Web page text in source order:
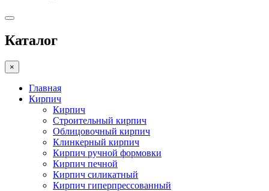
Каталог
×
Главная
Кирпич
Кирпич
Строительный кирпич
Облицовочный кирпич
Клинкерный кирпич
Кирпич ручной формовки
Кирпич печной
Кирпич силикатный
Кирпич гиперпрессованный